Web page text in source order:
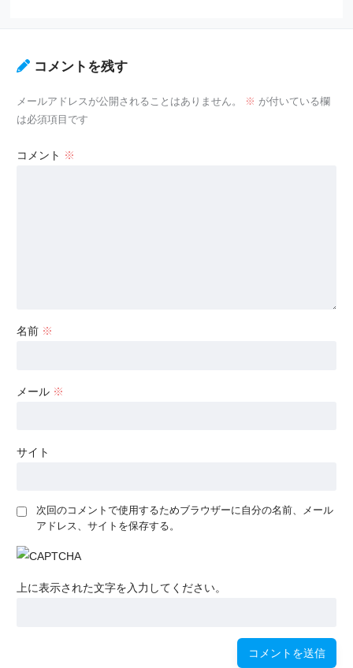
コメントを残す
メールアドレスが公開されることはありません。 ※ が付いている欄
は必須項目です
コメント ※
名前 ※
メール ※
サイト
次回のコメントで使用するためブラウザーに自分の名前、メール
アドレス、サイトを保存する。
上に表示された文字を入力してください。